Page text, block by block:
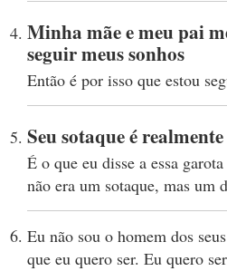
Minha mãe e meu pai
seguir meus sonhos
Então é por isso que estou
Seu sotaque é
É o que eu disse a essa
não era um sotaque, mas um
Eu não sou o homem dos
que eu quero ser. Eu quero